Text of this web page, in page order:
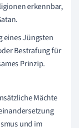
erkennbar,
eines Jüngsten
Bestrafung für
Prinzip.
Mächte
und im